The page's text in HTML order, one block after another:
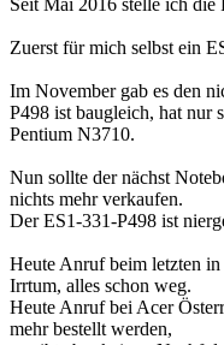
Seit Mai 2016 stelle ich
Zuerst für mich selbst ein
Im November gab es den
P498 ist baugleich, hat nur
Pentium N3710.
Nun sollte der nächst
nichts mehr verkaufen.
Der ES1-331-P498 ist
Heute Anruf beim letzten
Irrtum, alles schon weg.
Heute Anruf bei Acer
mehr bestellt werden,